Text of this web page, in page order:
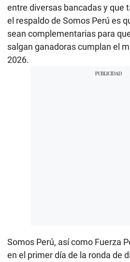
entre diversas bancadas y que
el respaldo de Somos Perú es
sean complementarias para
salgan ganadoras cumplan el
2026.
Somos Perú, así como Fuerza
en el primer día de la ronda de